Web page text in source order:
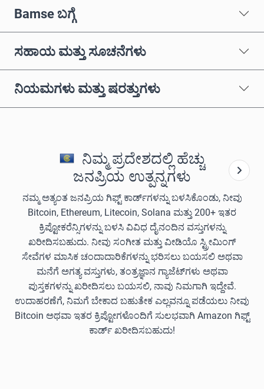
Bamse ಬಗ್ಗೆ
ಸಹಾಯ ಮತ್ತು ಸೂಚನೆಗಳು
ನಿಯಮಗಳು ಮತ್ತು ಷರತ್ತುಗಳು
ನಿಮ್ಮ ಪ್ರದೇಶದಲ್ಲಿ ಹೆಚ್ಚು
ಜನಪ್ರಿಯ ಉತ್ಪನ್ನಗಳು
ನಮ್ಮ ಅತ್ಯಂತ ಜನಪ್ರಿಯ ಗಿಫ್ಟ್ ಕಾರ್ಡ್‌ಗಳನ್ನು ಬಳಸಿಕೊಂಡು, ನೀವು
Bitcoin, Ethereum, Litecoin, Solana ಮತ್ತು 200+ ಇತರ
ಕ್ರಿಪ್ಟೋಕರೆನ್ಸಿಗಳನ್ನು ಬಳಸಿ ವಿವಿಧ ದೈನಂದಿನ ವಸ್ತುಗಳನ್ನು
ಖರೀದಿಸಬಹುದು. ನೀವು ಸಂಗೀತ ಮತ್ತು ವೀಡಿಯೊ ಸ್ಟ್ರೀಮಿಂಗ್
ಸೇವೆಗಳ ಮಾಸಿಕ ಚಂದಾದಾರಿಕೆಗಳನ್ನು ಭರಿಸಲು ಬಯಸಲಿ ಅಥವಾ
ಮನೆಗೆ ಅಗತ್ಯ ವಸ್ತುಗಳು, ತಂತ್ರಜ್ಞಾನ ಗ್ಯಾಜೆಟ್‌ಗಳು ಅಥವಾ
ಪುಸ್ತಕಗಳನ್ನು ಖರೀದಿಸಲು ಬಯಸಲಿ, ನಾವು ನಿಮಗಾಗಿ ಇದ್ದೇವೆ.
ಉದಾಹರಣೆಗೆ, ನಿಮಗೆ ಬೇಕಾದ ಬಹುತೇಕ ಎಲ್ಲವನ್ನೂ ಪಡೆಯಲು ನೀವು
Bitcoin ಅಥವಾ ಇತರ ಕ್ರಿಪ್ಟೋಗಳೊಂದಿಗೆ ಸುಲಭವಾಗಿ Amazon ಗಿಫ್ಟ್
ಕಾರ್ಡ್ ಖರೀದಿಸಬಹುದು!